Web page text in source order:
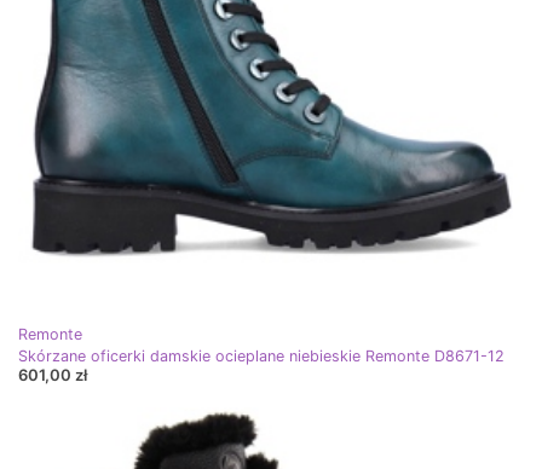
Remonte
Skórzane oficerki damskie ocieplane niebieskie Remonte D8671-12
601,00 zł